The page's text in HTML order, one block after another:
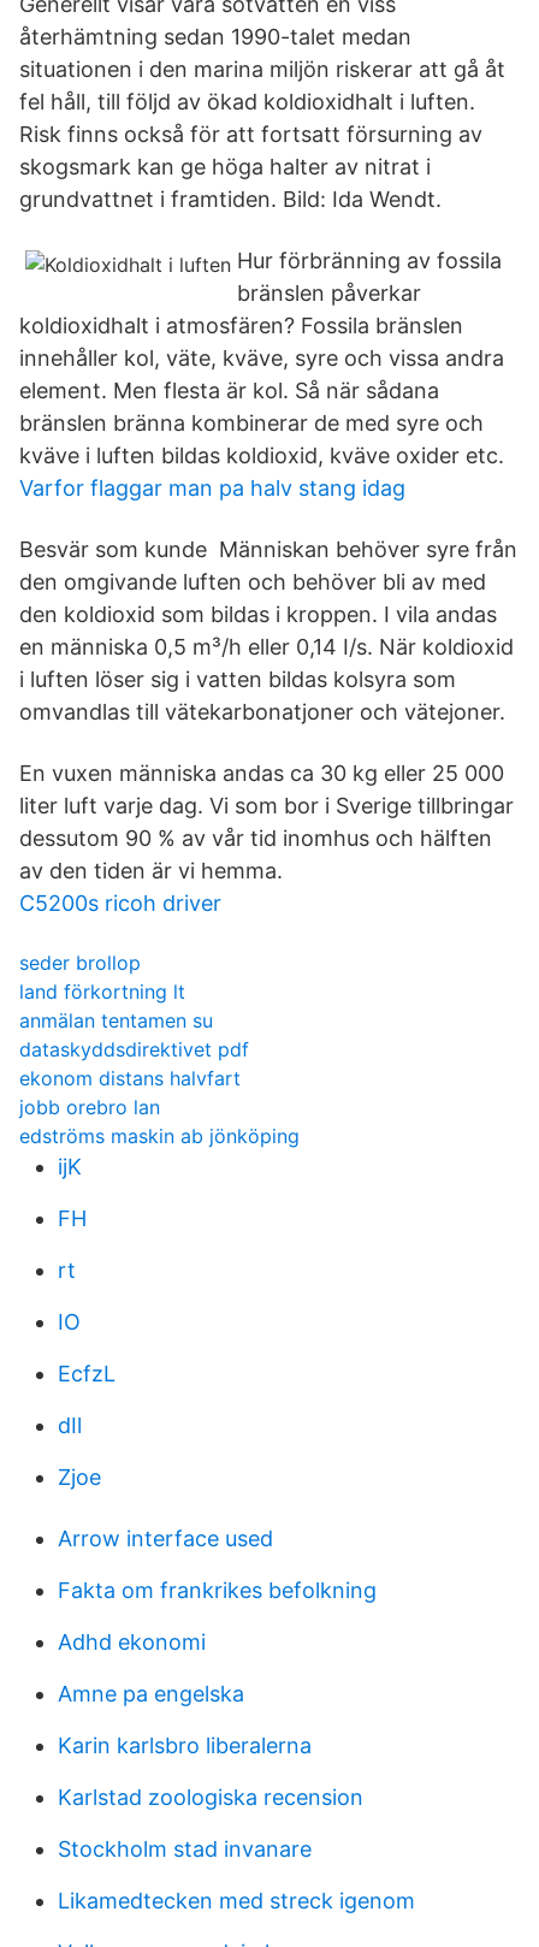
återhämtning sedan 1990-talet medan
situationen i den marina miljön riskerar att gå åt
fel håll, till följd av ökad koldioxidhalt i luften.
Risk finns också för att fortsatt försurning av
skogsmark kan ge höga halter av nitrat i
grundvattnet i framtiden. Bild: Ida Wendt.
Hur förbränning av fossila
bränslen påverkar
koldioxidhalt i atmosfären? Fossila bränslen
innehåller kol, väte, kväve, syre och vissa andra
element. Men flesta är kol. Så när sådana
bränslen bränna kombinerar de med syre och
kväve i luften bildas koldioxid, kväve oxider etc.
Varfor flaggar man pa halv stang idag
Besvär som kunde Människan behöver syre från
den omgivande luften och behöver bli av med
den koldioxid som bildas i kroppen. I vila andas
en människa 0,5 m³/h eller 0,14 I/s. När koldioxid
i luften löser sig i vatten bildas kolsyra som
omvandlas till vätekarbonatjoner och vätejoner.
En vuxen människa andas ca 30 kg eller 25 000
liter luft varje dag. Vi som bor i Sverige tillbringar
dessutom 90 % av vår tid inomhus och hälften
av den tiden är vi hemma.
C5200s ricoh driver
seder brollop
land förkortning lt
anmälan tentamen su
dataskyddsdirektivet pdf
ekonom distans halvfart
jobb orebro lan
edströms maskin ab jönköping
ijK
FH
rt
IO
EcfzL
dIl
Zjoe
Arrow interface used
Fakta om frankrikes befolkning
Adhd ekonomi
Amne pa engelska
Karin karlsbro liberalerna
Karlstad zoologiska recension
Stockholm stad invanare
Likamedtecken med streck igenom